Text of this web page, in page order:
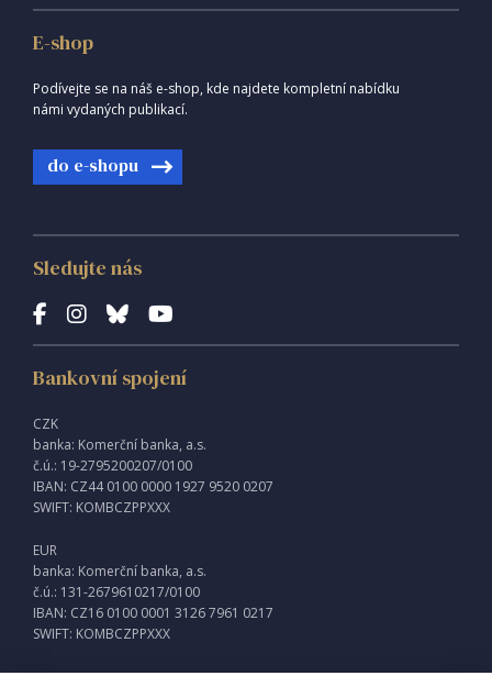
E-shop
Podívejte se na náš e-shop, kde najdete kompletní nabídku
námi vydaných publikací.
do e-shopu
Sledujte nás
Bankovní spojení
CZK
banka: Komerční banka, a.s.
č.ú.: 19-2795200207/0100
IBAN: CZ44 0100 0000 1927 9520 0207
SWIFT: KOMBCZPPXXX
EUR
banka: Komerční banka, a.s.
č.ú.: 131-2679610217/0100
IBAN: CZ16 0100 0001 3126 7961 0217
SWIFT: KOMBCZPPXXX